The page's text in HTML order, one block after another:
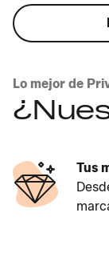
Lo mejor de
Tus